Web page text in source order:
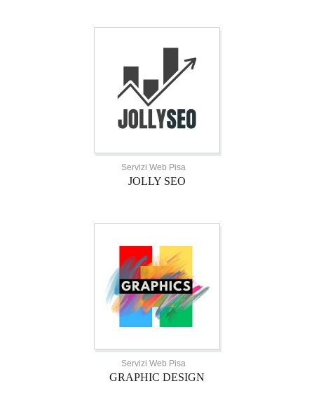
Servizi Web Pisa
JOLLY SEO
Servizi Web Pisa
GRAPHIC DESIGN